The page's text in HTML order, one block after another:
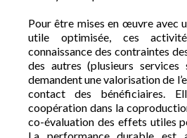
Pour être mises en œuvre avec
utile optimisée, ces
connaissance des contraintes
des autres (plusieurs services
demandent une valorisation de
contact des bénéficiaires.
coopération dans la
co-évaluation des effets utiles